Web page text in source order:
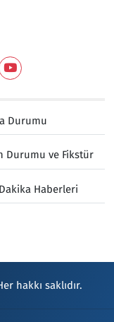
Durumu
Durumu ve Fikstür
Haberleri
hakkı saklıdır.